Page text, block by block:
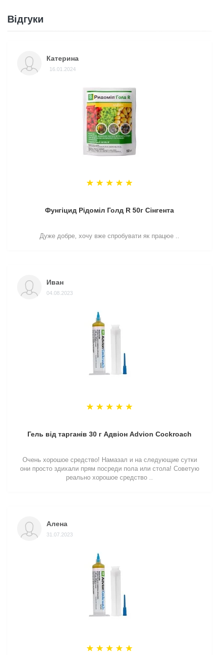
Відгуки
Катерина
16.01.2024
Фунгіцид Рідоміл Голд R 50г Сінгента
Дуже добре, хочу вже спробувати як працюе ..
Иван
04.08.2023
Гель від тарганів 30 г Адвіон Advion Cockroach
Очень хорошое средство! Намазал и на следующие сутки
они просто здихали прям посреди пола или стола! Советую
реально хорошое средство ..
Алена
31.07.2023